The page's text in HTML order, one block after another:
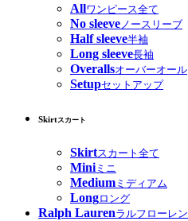
Allワンピース全て
No sleeve ノースリーブ
Half sleeve半袖
Long sleeve長袖
Overallsオーバーオール
Setupセットアップ
Skirtスカート
Skirtスカート全て
Miniミニ
Medium ミディアム
Longロング
Ralph Laurenラルフローレン